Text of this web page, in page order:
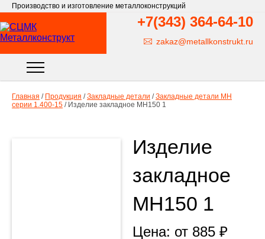
Производство и изготовление металлоконструкций
+7(343) 364-64-10
zakaz@metallkonstrukt.ru
Главная / Продукция / Закладные детали / Закладные детали МН
серии 1.400-15 / Изделие закладное МН150 1
Изделие
закладное
МН150 1
Цена: от 885 ₽